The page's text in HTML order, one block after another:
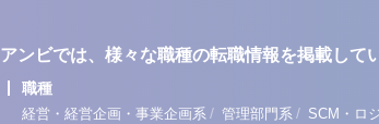
アンビでは、様々な職種の転職情報を掲載して
職種
経営・経営企画・事業企画系 / 管理部門系 / SCM・ロ